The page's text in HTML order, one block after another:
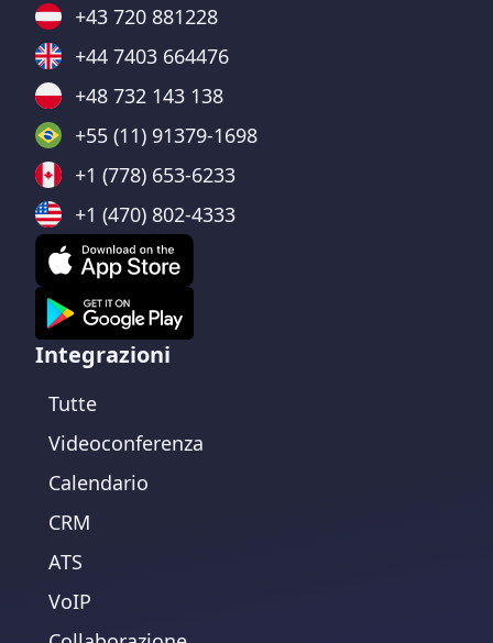
+43 720 881228
+44 7403 664476
+48 732 143 138
+55 (11) 91379-1698
+1 (778) 653-6233
+1 (470) 802-4333
Integrazioni
Tutte
Videoconferenza
Calendario
CRM
ATS
VoIP